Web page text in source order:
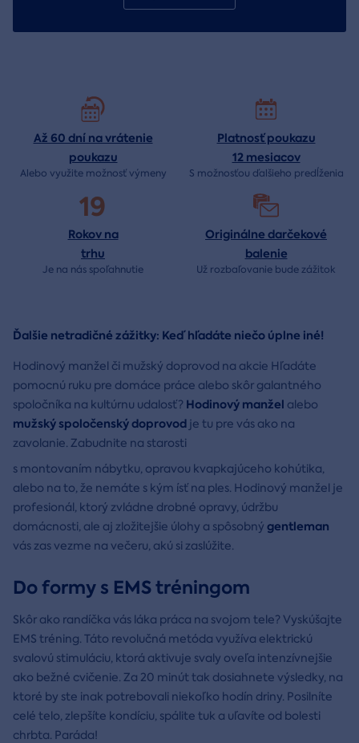
Až 60 dní na vrátenie
poukazu
Alebo využite možnosť výmeny
Platnosť poukazu
12 mesiacov
S možnosťou ďalšieho predĺženia
19
Rokov na
trhu
Je na nás spoľahnutie
Originálne darčekové
balenie
Už rozbaľovanie budezážitok
Ďalšie netradičné zážitky: Keď hľadáte niečo úplne iné!
Hodinový manžel či mužský doprovod na akcie Hľadáte
pomocnú ruku pre domáce práce alebo skôr galantného
spoločníka na kultúrnu udalosť? Hodinový manžel alebo
mužský spoločenský doprovod je tu pre vás ako na
zavolanie. Zabudnite na starosti
s montovaním nábytku, opravou kvapkajúceho kohútika,
alebo na to, že nemáte s kým ísť na ples. Hodinový manžel je
profesionál, ktorý zvládne drobné opravy, údržbu
domácnosti, ale aj zložitejšie úlohy a spôsobný gentleman
vás zas vezme na večeru, akú si zaslúžite.
Do formy s EMS tréningom
Skôr ako randíčka vás láka práca na svojom tele? Vyskúšajte
EMS tréning. Táto revolučná metóda využíva elektrickú
svalovú stimuláciu, ktorá aktivuje svaly oveľa intenzívnejšie
ako bežné cvičenie. Za 20 minút tak dosiahnete výsledky, na
ktoré by ste inak potrebovali niekoľko hodín driny. Posilníte
celé telo, zlepšíte kondíciu, spálite tuk a uľavíte od bolesti
chrbta. Paráda!